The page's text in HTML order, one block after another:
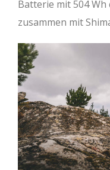
Batterie mit 504
zusammen mit